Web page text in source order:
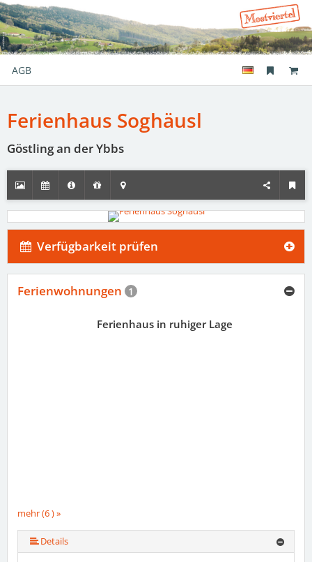
AGB
Ferienhaus Soghäusl
Göstling an der Ybbs
Verfügbarkeit prüfen
Ferienwohnungen 1
mehr (6 ) »
mehr (6 ) »
mehr (6 ) »
Ferienhaus in ruhiger Lage
Details